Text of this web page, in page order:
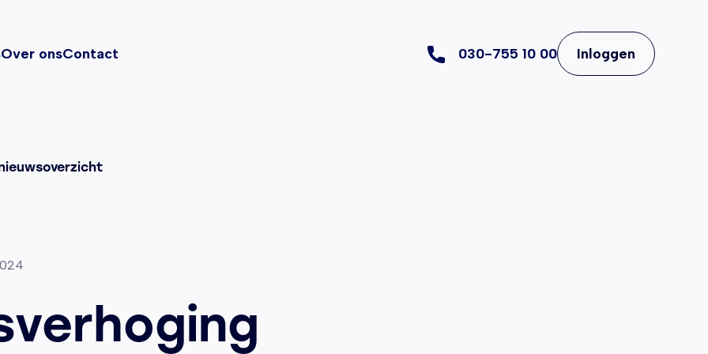
Over onsContact 030-755 10 00 Inloggen